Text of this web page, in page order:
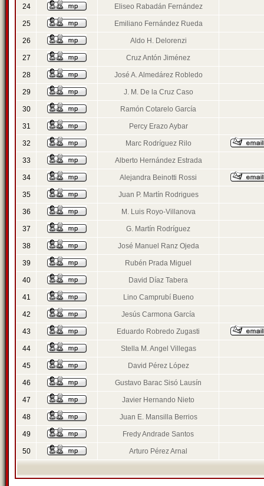
24 Eliseo Rabadán Fernández
25 Emiliano Fernández Rueda
26 Aldo H. Delorenzi
27 Cruz Antón Jiménez
28 José A. Almedárez Robledo
29 J. M. De la Cruz Caso
30 Ramón Cotarelo García
31 Percy Erazo Aybar
32 Marc Rodríguez Rilo
33 Alberto Hernández Estrada
34 Alejandra Beinotti Rossi
35 Juan P. Martín Rodrigues
36 M. Luis Royo-Villanova
37 G. Martín Rodríguez
38 José Manuel Ranz Ojeda
39 Rubén Prada Miguel
40 David Díaz Tabera
41 Lino Camprubí Bueno
42 Jesús Carmona García
43 Eduardo Robredo Zugasti
44 Stella M. Angel Villegas
45 David Pérez López
46 Gustavo Barac Sisó Lausín
47 Javier Hernando Nieto
48 Juan E. Mansilla Berrios
49 Fredy Andrade Santos
50 Arturo Pérez Arnal